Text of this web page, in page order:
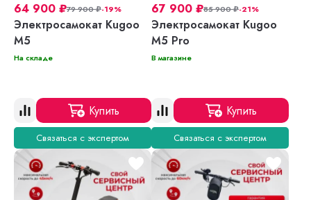
64 900 ₽79 900₽-19%
Электросамокат Kugoo
M5
На складе
Купить
Связаться с экспертом
67 900 ₽85 900₽-21%
Электросамокат Kugoo
M5 Pro
В магазине
Купить
Связаться с экспертом